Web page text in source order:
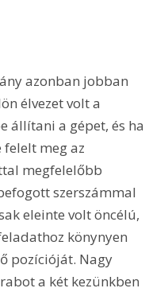
élvezet volt a
állítani a gépet, és ha
meg az
megfelelőbb
szerszámmal
eleinte volt öncélú,
könynyen
pozícióját. Nagy
a két kezünkben